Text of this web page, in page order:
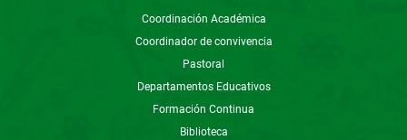
Coordinación Académica
Coordinador de convivencia
Pastoral
Departamentos Educativos
Formación Continua
Biblioteca